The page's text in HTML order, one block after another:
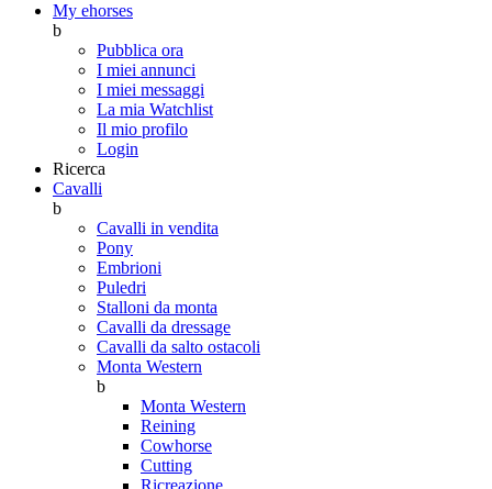
My ehorses
b
Pubblica ora
I miei annunci
I miei messaggi
La mia Watchlist
Il mio profilo
Login
Ricerca
Cavalli
b
Cavalli in vendita
Pony
Embrioni
Puledri
Stalloni da monta
Cavalli da dressage
Cavalli da salto ostacoli
Monta Western
b
Monta Western
Reining
Cowhorse
Cutting
Ricreazione